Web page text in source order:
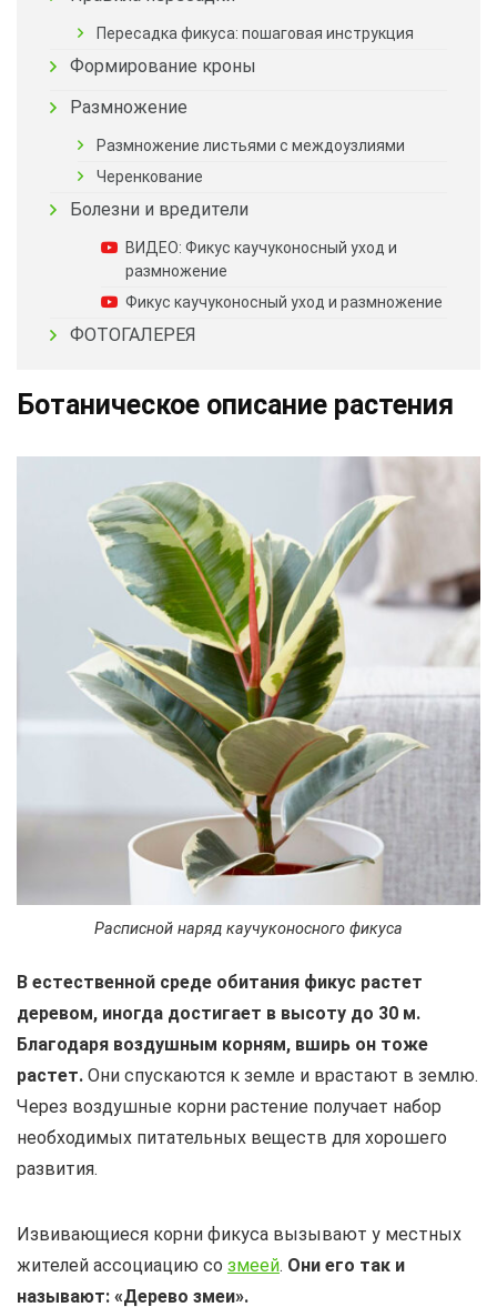
Пересадка фикуса: пошаговая инструкция
Формирование кроны
Размножение
Размножение листьями с междоузлиями
Черенкование
Болезни и вредители
ВИДЕО: Фикус каучуконосный уход и
размножение
Фикус каучуконосный уход и размножение
ФОТОГАЛЕРЕЯ
Ботаническое описание растения
Расписной наряд каучуконосного фикуса
В естественной среде обитания фикус растет
деревом, иногда достигает в высоту до 30 м.
Благодаря воздушным корням, вширь он тоже
растет. Они спускаются к земле и врастают в землю.
Через воздушные корни растение получает набор
необходимых питательных веществ для хорошего
развития.
Извивающиеся корни фикуса вызывают у местных
жителей ассоциацию со змеей. Они его так и
называют: «Дерево змеи».